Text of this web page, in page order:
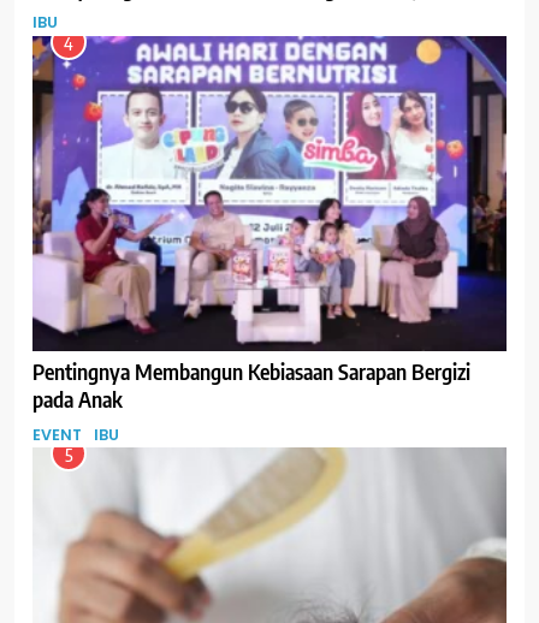
IBU
4
Pentingnya Membangun Kebiasaan Sarapan Bergizi
pada Anak
EVENT IBU
5